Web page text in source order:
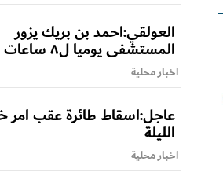
العولقي:احمد بن بريك يزور
المستشفى يوميا ل٨ ساعات
اخبار محلية
عاجل:اسقاط طائرة عقب امر
الليلة
اخبار محلية